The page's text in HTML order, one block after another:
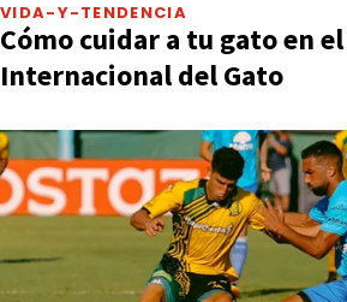
VIDA-Y-TENDENCIA
Cómo cuidar a tu gato en
Internacional del Gato